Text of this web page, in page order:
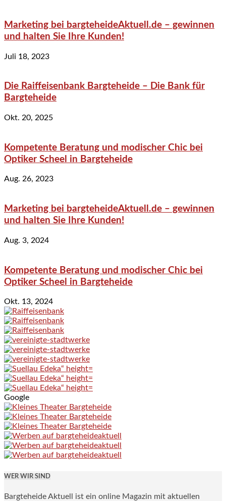
Marketing bei bargteheideAktuell.de – gewinnen
und halten Sie Ihre Kunden!
Juli 18, 2023
Die Raiffeisenbank Bargteheide – Die Bank für
Bargteheide
Okt. 20, 2025
Kompetente Beratung und modischer Chic bei
Optiker Scheel in Bargteheide
Aug. 26, 2023
Marketing bei bargteheideAktuell.de – gewinnen
und halten Sie Ihre Kunden!
Aug. 3, 2024
Kompetente Beratung und modischer Chic bei
Optiker Scheel in Bargteheide
Okt. 13, 2024
Google
WER WIR SIND
Bargteheide Aktuell ist ein online Magazin mit aktuellen